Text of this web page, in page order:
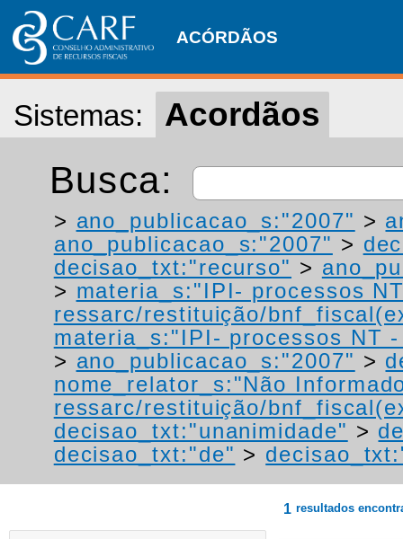
ACÓRDÃOS
Sistemas: Acordãos
Busca:
> ano_publicacao_s:"2007" >
ano_publicacao_s:"2007" >
decisao_txt:"recurso" >
> materia_s:"IPI- processos
ressarc/restituição/
materia_s:"IPI- processos NT
> ano_publicacao_s:"2007" >
nome_relator_s:"Não
ressarc/restituição/
decisao_txt:"unanimidade" >
decisao_txt:"de" >
1 resultados